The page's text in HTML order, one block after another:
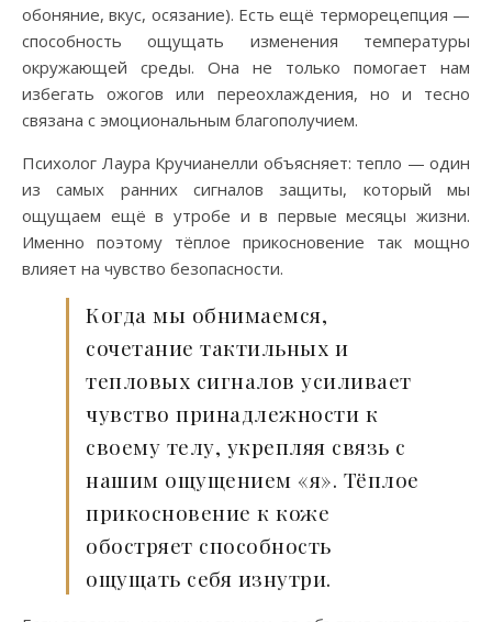
обоняние, вкус, осязание). Есть ещё терморецепция —
способность ощущать изменения температуры
окружающей среды. Она не только помогает нам
избегать ожогов или переохлаждения, но и тесно
связана с эмоциональным благополучием.
Психолог Лаура Кручианелли объясняет: тепло — один
из самых ранних сигналов защиты, который мы
ощущаем ещё в утробе и в первые месяцы жизни.
Именно поэтому тёплое прикосновение так мощно
влияет на чувство безопасности.
Когда мы обнимаемся,
сочетание тактильных и
тепловых сигналов усиливает
чувство принадлежности к
своему телу, укрепляя связь с
нашим ощущением «я». Тёплое
прикосновение к коже
обостряет способность
ощущать себя изнутри.